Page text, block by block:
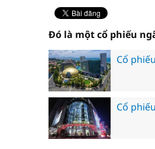
Đó là một cổ phiếu
Cổ
Cổ